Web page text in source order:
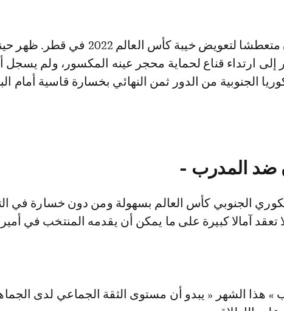
وسيكون سون متعطشا لتعويض خيبة كأس العالم
إلى ارتداء قناع لحماية محجر عينه المكسور، ولم
ضد المدرب -
الجنوبي كأس العالم بسهولة ومن دون خسارة في
تعقد آمالا كبيرة على ما يمكن أن يقدمه المنتخب في
» هذا الشهر « يبدو أن مستوى الثقة الجماعي لدى